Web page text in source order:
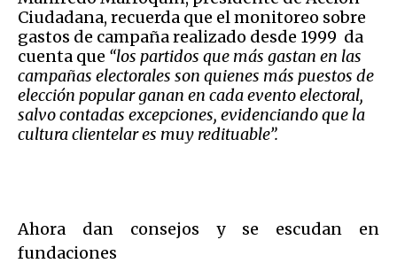
Ciudadana, recuerda que el monitoreo sobre
gastos de campaña realizado desde 1999 da
cuenta que “los partidos que más gastan en las
campañas electorales son quienes más puestos de
elección popular ganan en cada evento electoral,
salvo contadas excepciones, evidenciando que la
cultura clientelar es muy redituable”.
Ahora dan consejos y se escudan en
fundaciones